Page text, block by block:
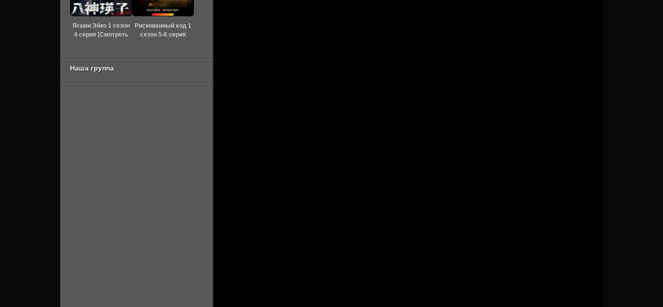
Ягами Эйко 1 сезон
4 серия [Смотреть
Рискованный ход 1
сезон 5-6 серия
Наша группа